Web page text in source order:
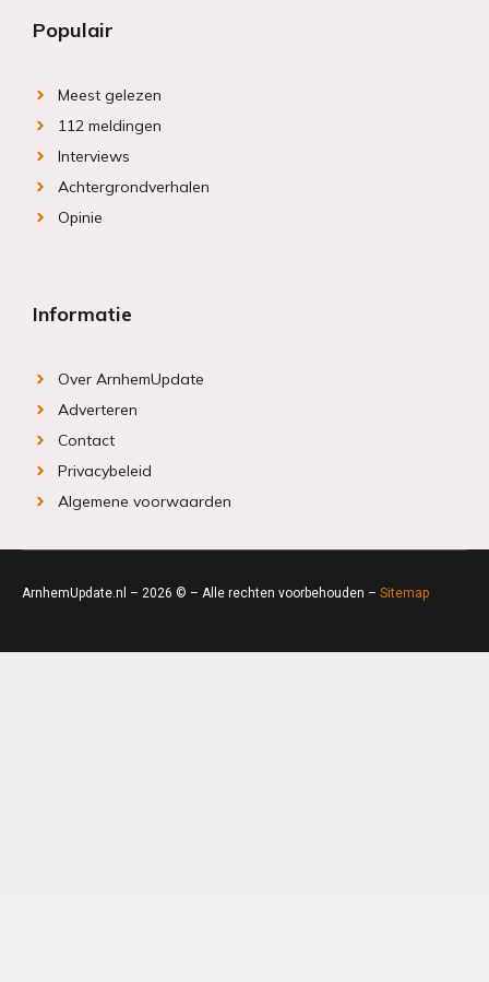
Populair
Meest gelezen
112 meldingen
Interviews
Achtergrondverhalen
Opinie
Informatie
Over ArnhemUpdate
Adverteren
Contact
Privacybeleid
Algemene voorwaarden
ArnhemUpdate.nl – 2026 © – Alle rechten voorbehouden – Sitemap